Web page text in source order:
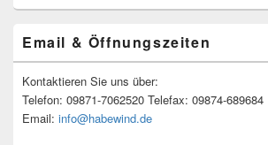
Email & Öffnungszeiten
Kontaktieren Sie uns über:
Telefon: 09871-7062520 Telefax: 09874-689684
Email: info@habewind.de